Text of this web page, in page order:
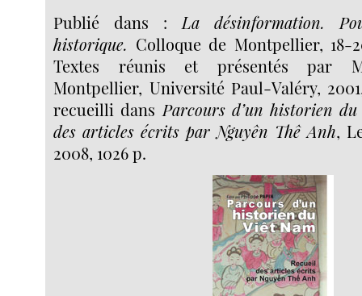
Publié dans : La désinformation.
historique. Colloque de Montpellier, 18-
Textes réunis et présentés par
Montpellier, Université Paul-Valéry,
recueilli dans Parcours d’un historien
des articles écrits par Nguyên Thê Anh,
2008, 1026 p.